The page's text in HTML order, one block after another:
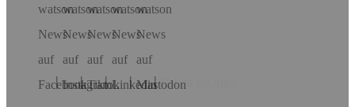
Hol dir die App!